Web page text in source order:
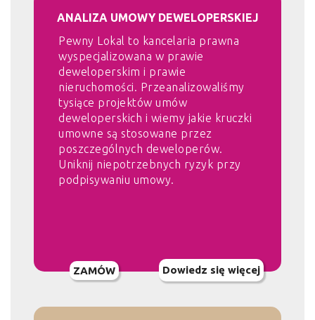
ANALIZA UMOWY DEWELOPERSKIEJ
Pewny Lokal to kancelaria prawna
wyspecjalizowana w prawie
deweloperskim i prawie
nieruchomości. Przeanalizowaliśmy
tysiące projektów umów
deweloperskich i wiemy jakie kruczki
umowne są stosowane przez
poszczególnych deweloperów.
Uniknij niepotrzebnych ryzyk przy
podpisywaniu umowy.
ZAMÓW Dowiedz się więcej